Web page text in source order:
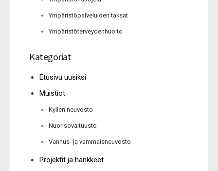
Ympäristöpalveluiden taksat
Ympäristöterveydenhuolto
Kategoriat
Etusivu uusiksi
Muistiot
Kylien neuvosto
Nuorisovaltuusto
Vanhus- ja vammaisneuvosto
Projektit ja hankkeet